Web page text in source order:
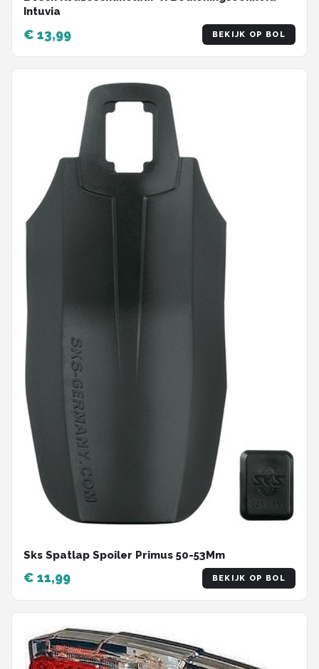
Intuvia
€ 13,99 BEKIJK OP BOL
Sks Spatlap Spoiler Primus 50-53Mm
€ 11,99 BEKIJK OP BOL